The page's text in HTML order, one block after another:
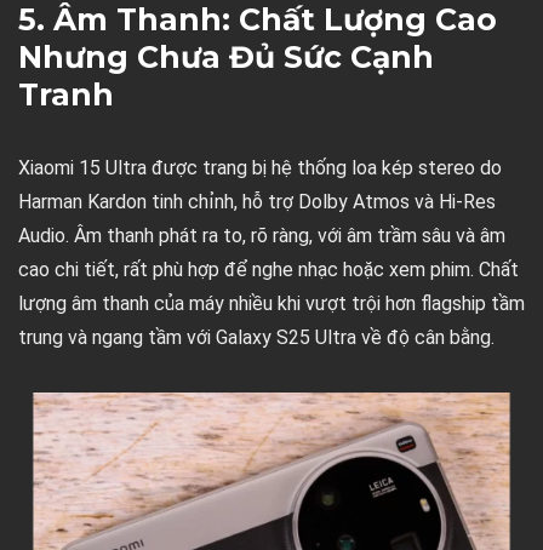
5. Âm Thanh: Chất Lượng Cao
Nhưng Chưa Đủ Sức Cạnh
Tranh
Xiaomi 15 Ultra được trang bị hệ thống loa kép stereo do
Harman Kardon tinh chỉnh, hỗ trợ Dolby Atmos và Hi-Res
Audio. Âm thanh phát ra to, rõ ràng, với âm trầm sâu và âm
cao chi tiết, rất phù hợp để nghe nhạc hoặc xem phim. Chất
lượng âm thanh của máy nhiều khi vượt trội hơn flagship tầm
trung và ngang tầm với Galaxy S25 Ultra về độ cân bằng.